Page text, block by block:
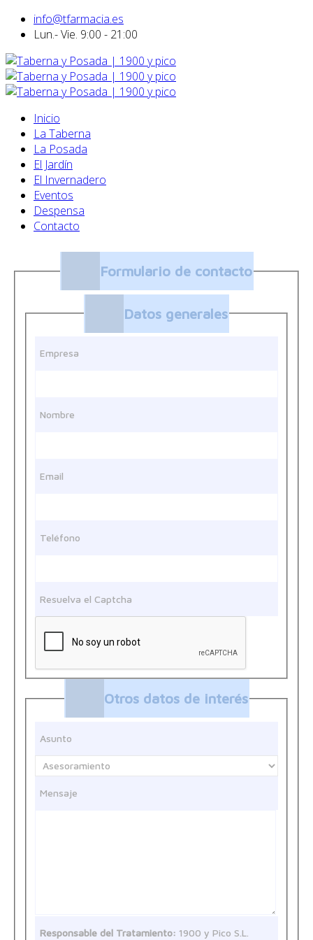
info@tfarmacia.es
Lun.- Vie. 9:00 - 21:00
Inicio
La Taberna
La Posada
El Jardín
El Invernadero
Eventos
Despensa
Contacto
Formulario de contacto
Datos generales
Empresa
Nombre
Email
Teléfono
Resuelva el Captcha
Otros datos de interés
Asunto
Mensaje
Responsable del Tratamiento: 1900 y Pico S.L.